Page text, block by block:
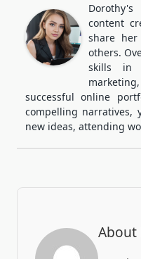
content
share
others.
skills in
successful online
compelling narratives,
new ideas, attending
About